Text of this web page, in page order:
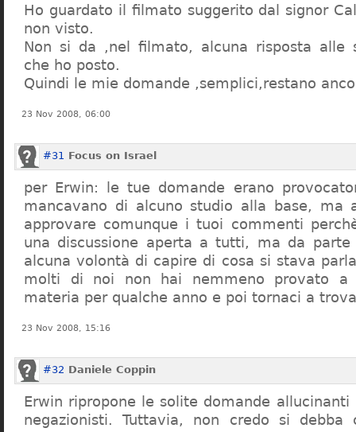
Ho guardato il filmato suggerito dal signor
non visto.
Non si da ,nel filmato, alcuna risposta alle
che ho posto.
Quindi le mie domande ,semplici,restano
23 Nov 2008, 06:00
#31 Focus on Israel
per Erwin: le tue domande erano
mancavano di alcuno studio alla base, ma
approvare comunque i tuoi commenti
una discussione aperta a tutti, ma da parte
alcuna volontà di capire di cosa si stava
molti di noi non hai nemmeno provato a
materia per qualche anno e poi tornaci a
23 Nov 2008, 15:16
#32 Daniele Coppin
Erwin ripropone le solite domande
negazionisti. Tuttavia, non credo si debba